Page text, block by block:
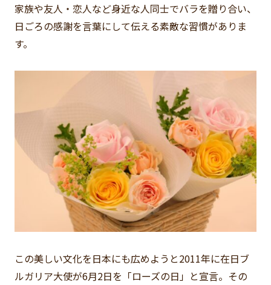
家族や友人・恋人など身近な人同士でバラを贈り合い、
日ごろの感謝を言葉にして伝える素敵な習慣がありま
す。
この美しい文化を日本にも広めようと2011年に在日ブ
ルガリア大使が6月2日を「ローズの日」と宣言。その